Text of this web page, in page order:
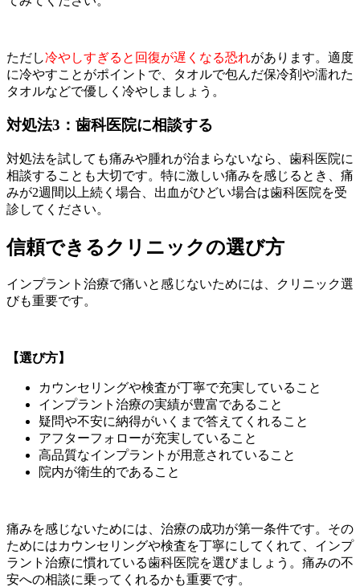
ただし冷やしすぎると回復が遅くなる恐れがあります。適度
に冷やすことがポイントで、タオルで包んだ保冷剤や濡れた
タオルなどで優しく冷やしましょう。
対処法3：歯科医院に相談する
対処法を試しても痛みや腫れが治まらないなら、歯科医院に
相談することも大切です。特に激しい痛みを感じるとき、痛
みが2週間以上続く場合、出血がひどい場合は歯科医院を受
診してください。
信頼できるクリニックの選び方
インプラント治療で痛いと感じないためには、クリニック選
びも重要です。
【選び方】
カウンセリングや検査が丁寧で充実していること
インプラント治療の実績が豊富であること
疑問や不安に納得がいくまで答えてくれること
アフターフォローが充実していること
高品質なインプラントが用意されていること
院内が衛生的であること
痛みを感じないためには、治療の成功が第一条件です。その
ためにはカウンセリングや検査を丁寧にしてくれて、インプ
ラント治療に慣れている歯科医院を選びましょう。痛みの不
安への相談に乗ってくれるかも重要です。